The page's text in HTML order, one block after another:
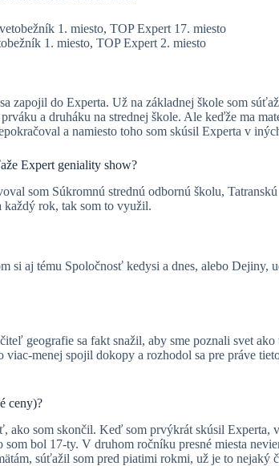
1. miesto, TOP Expert 17. miesto
1. miesto, TOP Expert 2. miesto
zapojil do Experta. Už na základnej škole som
a druháku na strednej škole. Ale keďže ma
a namiesto toho som skúsil Experta v
Expert geniality show?
som Súkromnú strednú odbornú školu, Tatranskú
každý rok, tak som to využil.
si aj tému Spoločnosť kedysi a dnes, alebo Dejiny,
geografie sa fakt snažil, aby sme poznali svet ako
menej spojil dokopy a rozhodol sa pre práve
ceny)?
ako som skončil. Keď som prvýkrát skúsil Experta, v
bol 17-ty. V druhom ročníku presné miesta
súťažil som pred piatimi rokmi, už je to nejaký